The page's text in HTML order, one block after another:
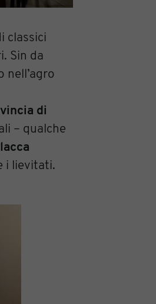
classici
Sin da
nell’agro
di
– qualche
i lievitati.